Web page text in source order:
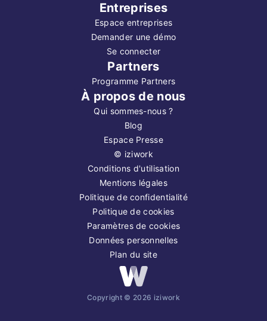
Entreprises
Espace entreprises
Demander une démo
Se connecter
Partners
Programme Partners
À propos de nous
Qui sommes-nous ?
Blog
Espace Presse
© iziwork
Conditions d'utilisation
Mentions légales
Politique de confidentialité
Politique de cookies
Paramètres de cookies
Données personnelles
Plan du site
Copyright © 2026 iziwork